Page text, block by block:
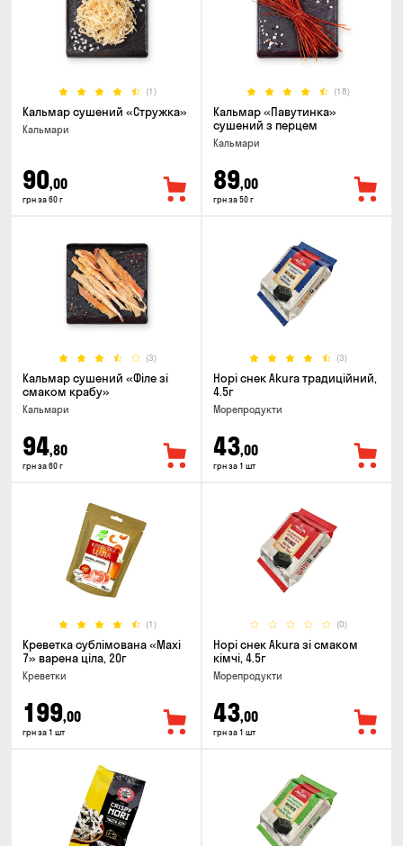
(1)
Кальмар сушений «Стружка»
Кальмари
90,00
грн за 60 г
(18)
Кальмар «Павутинка»
сушений з перцем
Кальмари
89,00
грн за 50 г
(3)
Кальмар сушений «Філе зі
смаком крабу»
Кальмари
94,80
грн за 60 г
(3)
Норі снек Akura традиційний,
4.5г
Морепродукти
43,00
грн за 1 шт
(1)
Креветка сублімована «Maxi
7» варена ціла, 20г
Креветки
199,00
грн за 1 шт
(0)
Норі снек Akura зі смаком
кімчі, 4.5г
Морепродукти
43,00
грн за 1 шт